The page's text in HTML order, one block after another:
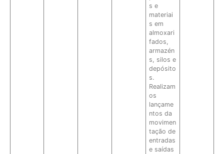
s e
materiai
s em
almoxari
fados,
armazén
s, silos e
depósito
s.
Realizam
os
lançame
ntos da
movimen
tação de
entradas
e saídas